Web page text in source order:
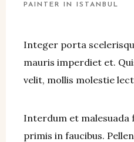
PAINTER IN ISTANBUL
Integer porta
mauris imperdiet et.
velit, mollis molestie
Interdum et malesuada
primis in faucibus.